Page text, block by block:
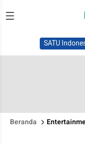
SATU
Beranda